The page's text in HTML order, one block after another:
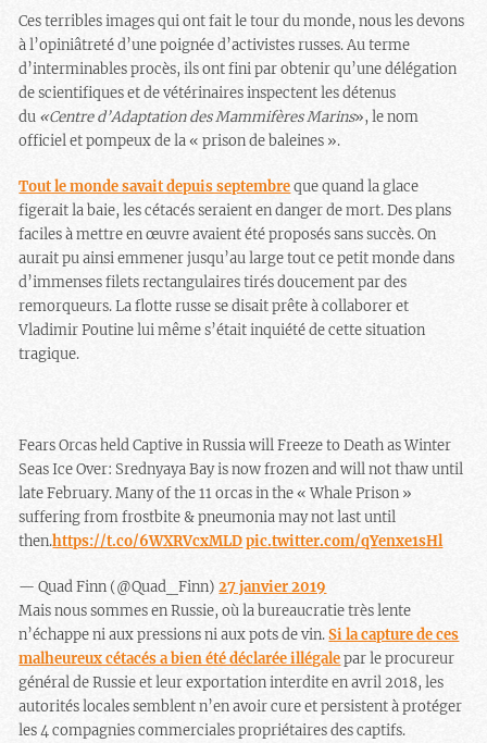
Ces terribles images qui ont fait le tour du monde, nous les devons
à l’opiniâtreté d’une poignée d’activistes russes.Au terme
d’interminables procès, ils ont fini par obtenir qu’une délégation
de scientifiques et de vétérinaires inspectent les détenus
du «Centre d’Adaptation des Mammifères Marins», le nom
officiel et pompeux de la « prison de baleines ».
Tout le monde savait depuis septembreque quand la glace
figerait la baie, les cétacés seraient en danger de mort.Des plans
faciles à mettre en œuvre avaient été proposés sans succès. On
aurait pu ainsi emmener jusqu’au large tout ce petit monde dans
d’immenses filets rectangulaires tirés doucement par des
remorqueurs. La flotte russe se disait prête à collaborer et
Vladimir Poutine lui même s’était inquiété de cette situation
tragique.
Fears Orcas held Captive in Russia will Freeze to Death as Winter
Seas Ice Over: Srednyaya Bay is now frozen and will not thaw until
late February. Many of the 11 orcas in the « Whale Prison »
suffering from frostbite & pneumonia may not last until
then.https://t.co/6WXRVcxMLD pic.twitter.com/qYenxe1sHl
— Quad Finn (@Quad_Finn)27 janvier 2019
Mais nous sommes en Russie, où la bureaucratie très lente
n’échappe ni aux pressions ni aux pots de vin.Si la capture de ces
malheureux cétacés a bien été déclarée illégalepar le procureur
général de Russie et leur exportation interdite en avril 2018, les
autorités locales semblent n’en avoir cure et persistent à protéger
les 4 compagnies commerciales propriétaires des captifs.